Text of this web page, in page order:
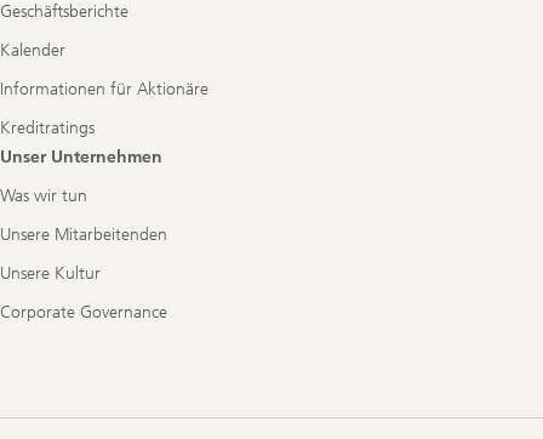
Geschäftsberichte
Kalender
Informationen für Aktionäre
Kreditratings
Unser Unternehmen
Was wir tun
Unsere Mitarbeitenden
Unsere Kultur
Corporate Governance